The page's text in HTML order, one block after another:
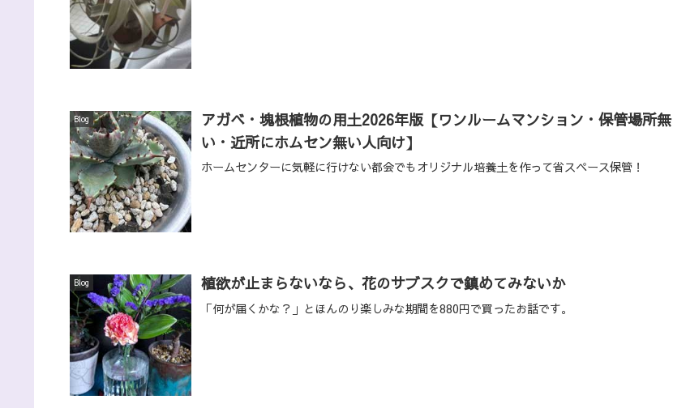
Blog
アガベ・塊根植物の用土2026年版【ワンルームマンション・保管場所無
い・近所にホムセン無い人向け】
ホームセンターに気軽に行けない都会でもオリジナル培養土を作って省スペース保管！
Blog 植欲が止まらないなら、花のサブスクで鎮めてみないか
「何が届くかな？」とほんのり楽しみな期間を880円で買ったお話です。